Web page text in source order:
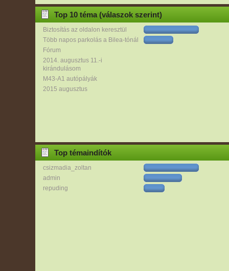
Top 10 téma (válaszok szerint)
Biztosítás az oldalon keresztül
Több napos parkolás a Bilea-tónál
Fórum
2014. augusztus 11.-i
kirándulásom
M43-A1 autópályák
2015 augusztus
Top témaindítók
csizmadia_zoltan
admin
repuding